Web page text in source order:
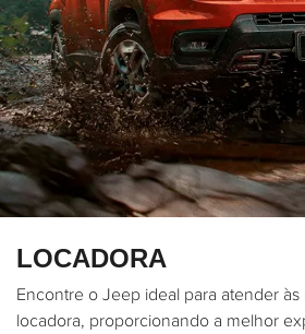
LOCADORA
Encontre o Jeep ideal para atender
locadora, proporcionando a melhor